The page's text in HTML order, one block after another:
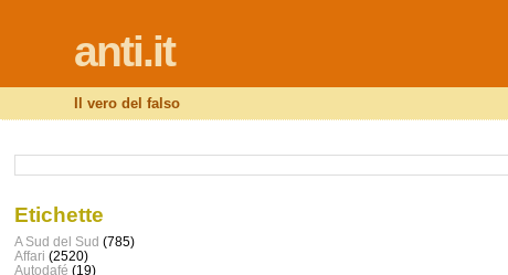
anti.it
Il vero del falso
Etichette
A Sud del Sud (785)
Affari (2520)
Autodafé (19)